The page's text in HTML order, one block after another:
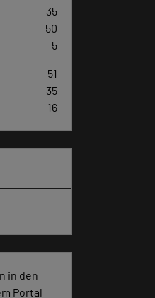
35
50
5
51
35
16
in den
Portal